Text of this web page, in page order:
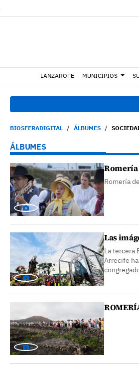
LANZAROTE MUNICIPIOS
Fiscalía
BIOSFERADIGITAL ÁLBUMES
ÁLBUMES
Romería
Romería
Las
La tercera
Arrecife